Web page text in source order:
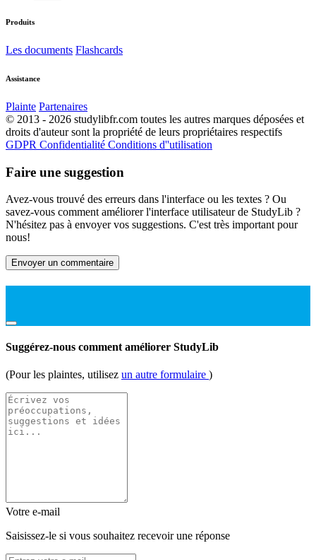
Produits
Les documents Flashcards
Assistance
Plainte Partenaires
© 2013 - 2026 studylibfr.com toutes les autres marques déposées et
droits d'auteur sont la propriété de leurs propriétaires respectifs
GDPR Confidentialité Conditions d''utilisation
Faire une suggestion
Avez-vous trouvé des erreurs dans l'interface ou les textes ? Ou
savez-vous comment améliorer l'interface utilisateur de StudyLib ?
N'hésitez pas à envoyer vos suggestions. C'est très important pour
nous!
Envoyer un commentaire
Suggérez-nous comment améliorer StudyLib
(Pour les plaintes, utilisez un autre formulaire )
Votre e-mail
Saisissez-le si vous souhaitez recevoir une réponse